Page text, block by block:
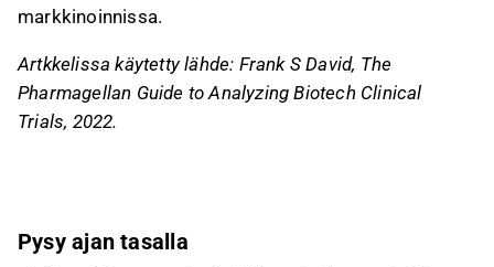
markkinoinnissa.
Artkkelissa käytetty lähde: Frank S David, The
Pharmagellan Guide to Analyzing Biotech Clinical
Trials, 2022.
Pysy ajan tasalla